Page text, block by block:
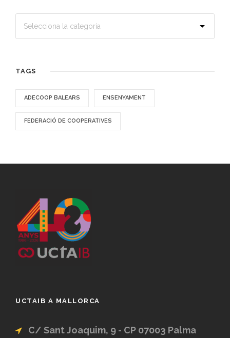
TAGS
ADECOOP BALEARS ENSENYAMENT
FEDERACIÓ DE COOPERATIVES
UCTAIB A MALLORCA
C/ Sant Joaquim, 9 - CP 07003 Palma